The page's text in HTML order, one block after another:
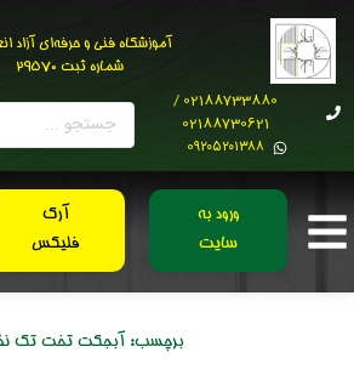
آموزشگاه فنی و حرفه‌ای آزاد
شماره ثبت 29570
02188733880 /
02188730621
0۹۲۰۵۲۰۱۳۸۸
ورود به
سایت
آرک
فلیکس
برچسب: آبجکت تخت تک